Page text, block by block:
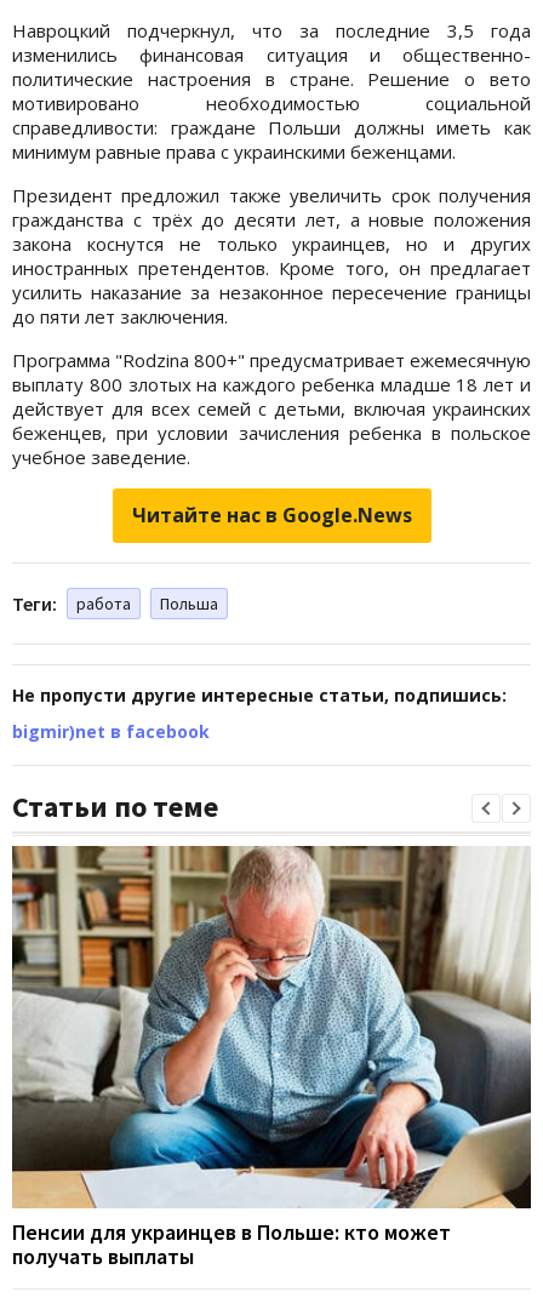
Навроцкий подчеркнул, что за последние 3,5 года
изменились финансовая ситуация и общественно-
политические настроения в стране. Решение о вето
мотивировано необходимостью социальной
справедливости: граждане Польши должны иметь как
минимум равные права с украинскими беженцами.
Президент предложил также увеличить срок получения
гражданства с трёх до десяти лет, а новые положения
закона коснутся не только украинцев, но и других
иностранных претендентов. Кроме того, он предлагает
усилить наказание за незаконное пересечение границы
до пяти лет заключения.
Программа "Rodzina 800+" предусматривает ежемесячную
выплату 800 злотых на каждого ребенка младше 18 лет и
действует для всех семей с детьми, включая украинских
беженцев, при условии зачисления ребенка в польское
учебное заведение.
Читайте нас в Google.News
Теги: работа Польша
Не пропусти другие интересные статьи, подпишись:
bigmir)net в facebook
Статьи по теме
Пенсии для украинцев в Польше: кто может
получать выплаты